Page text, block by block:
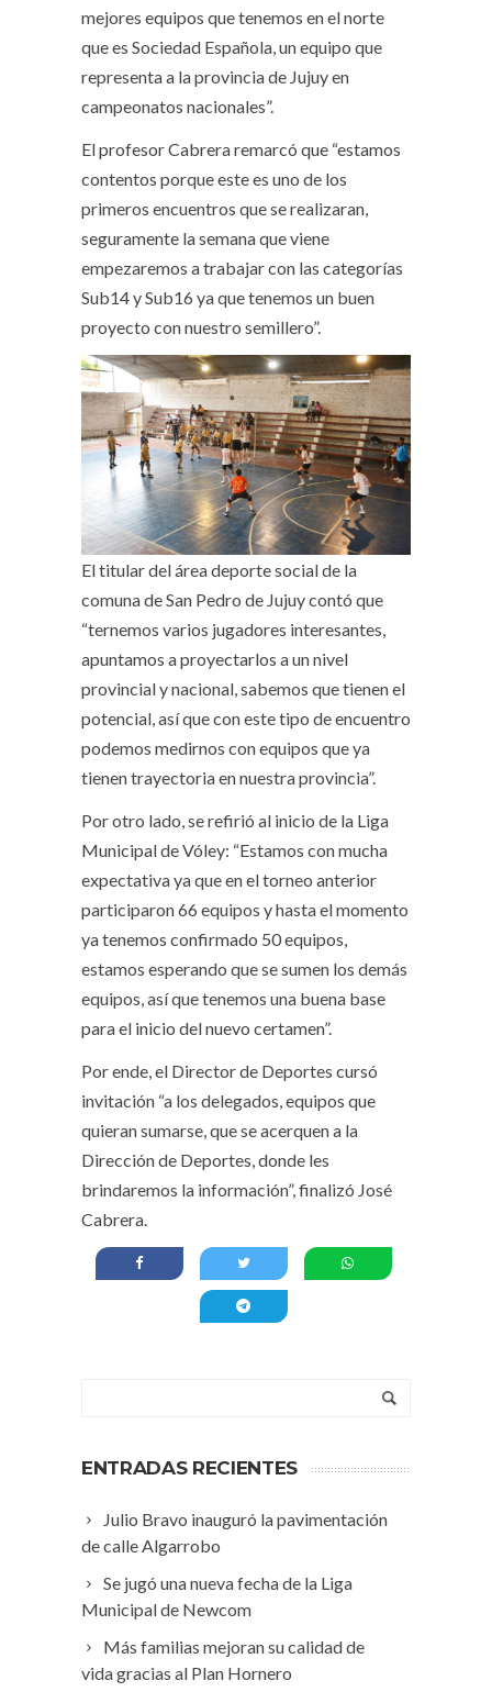
mejores equipos que tenemos en el norte
que es Sociedad Española, un equipo que
representa a la provincia de Jujuy en
campeonatos nacionales”.
El profesor Cabrera remarcó que “estamos
contentos porque este es uno de los
primeros encuentros que se realizaran,
seguramente la semana que viene
empezaremos a trabajar con las categorías
Sub14 y Sub16 ya que tenemos un buen
proyecto con nuestro semillero”.
El titular del área deporte social de la
comuna de San Pedro de Jujuy contó que
“ternemos varios jugadores interesantes,
apuntamos a proyectarlos a un nivel
provincial y nacional, sabemos que tienen el
potencial, así que con este tipo de encuentro
podemos medirnos con equipos que ya
tienen trayectoria en nuestra provincia”.
Por otro lado, se refirió al inicio de la Liga
Municipal de Vóley: “Estamos con mucha
expectativa ya que en el torneo anterior
participaron 66 equipos y hasta el momento
ya tenemos confirmado 50 equipos,
estamos esperando que se sumen los demás
equipos, así que tenemos una buena base
para el inicio del nuevo certamen”.
Por ende, el Director de Deportes cursó
invitación “a los delegados, equipos que
quieran sumarse, que se acerquen a la
Dirección de Deportes, donde les
brindaremos la información”, finalizó José
Cabrera.
ENTRADAS RECIENTES
Julio Bravo inauguró la pavimentación
de calle Algarrobo
Se jugó una nueva fecha de la Liga
Municipal de Newcom
Más familias mejoran su calidad de
vida gracias al Plan Hornero